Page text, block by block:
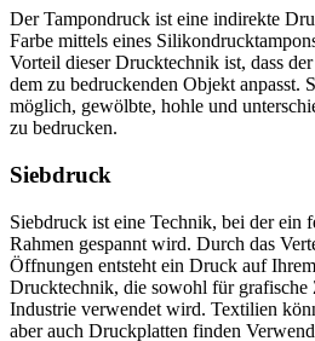
Der Tampondruck ist eine indirekte
Farbe mittels eines
Vorteil dieser Drucktechnik ist, dass
dem zu bedruckenden Objekt anpasst.
möglich, gewölbte, hohle und
zu bedrucken.
Siebdruck
Siebdruck ist eine Technik, bei der ein
Rahmen gespannt wird. Durch das
Öffnungen entsteht ein Druck auf
Drucktechnik, die sowohl für grafische
Industrie verwendet wird. Textilien
aber auch Druckplatten finden